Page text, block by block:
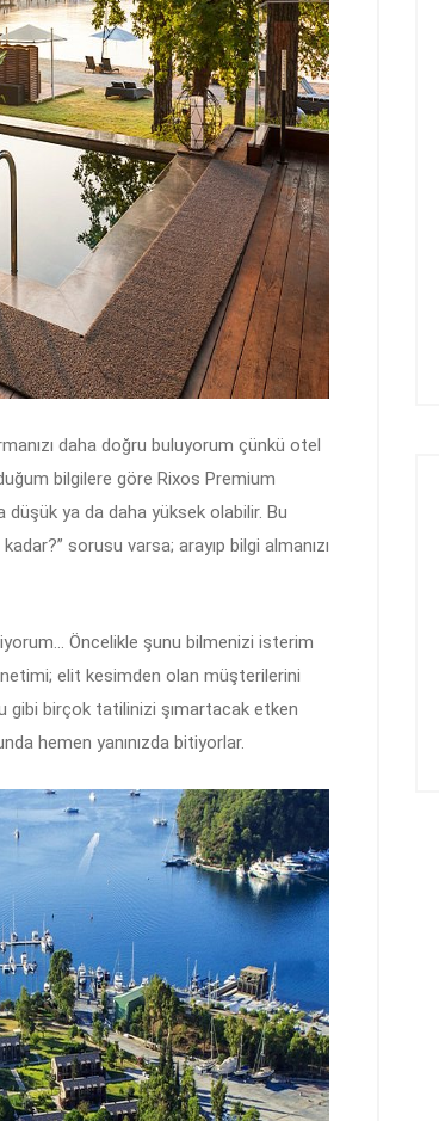
daha doğru buluyorum çünkü otel
bilgilere göre Rixos Premium
düşük ya da daha yüksek olabilir. Bu
sorusu varsa; arayıp bilgi almanızı
Öncelikle şunu bilmenizi isterim
elit kesimden olan müşterilerini
gibi birçok tatilinizi şımartacak etken
hemen yanınızda bitiyorlar.